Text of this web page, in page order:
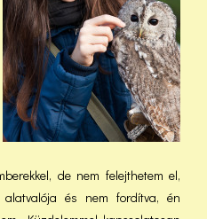
de nem felejthetem el,
és nem fordítva, én